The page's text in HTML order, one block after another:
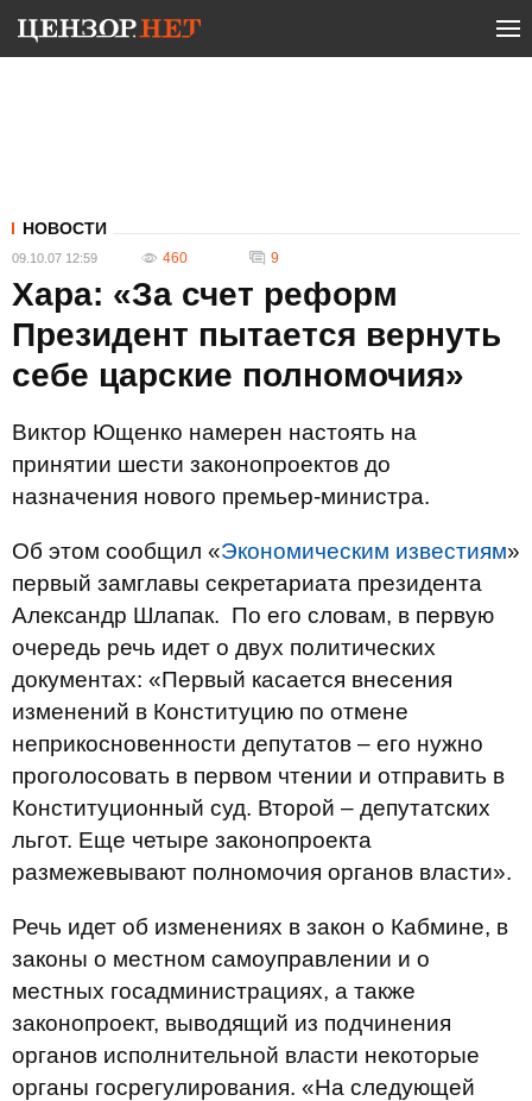
НОВОСТИ
09.10.07 12:59 460 9
Хара: «За счет реформ
Президент пытается вернуть
себе царские полномочия»
Виктор Ющенко намерен настоять на
принятии шести законопроектов до
назначения нового премьер-министра.
Об этом сообщил «Экономическим известиям»
первый замглавы секретариата президента
Александр Шлапак. По его словам, в первую
очередь речь идет о двух политических
документах: «Первый касается внесения
изменений в Конституцию по отмене
неприкосновенности депутатов – его нужно
проголосовать в первом чтении и отправить в
Конституционный суд. Второй – депутатских
льгот. Еще четыре законопроекта
размежевывают полномочия органов власти».
Речь идет об изменениях в закон о Кабмине, в
законы о местном самоуправлении и о
местных госадминистрациях, а также
законопроект, выводящий из подчинения
органов исполнительной власти некоторые
органы госрегулирования. «На следующей